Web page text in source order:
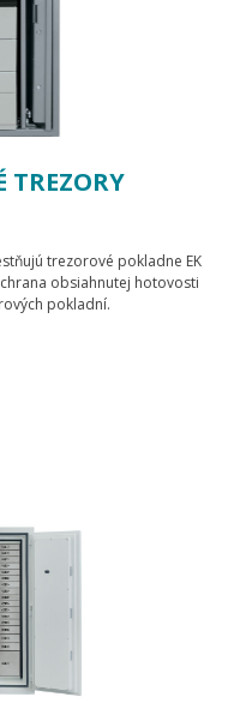
TREZORY
trezorové pokladne EK
obsiahnutej hotovosti
pokladní.